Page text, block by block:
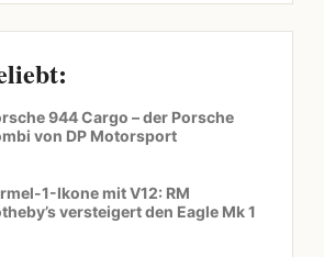
944 Cargo – der Porsche
von DP Motorsport
1-Ikone mit V12: RM
versteigert den Eagle Mk 1